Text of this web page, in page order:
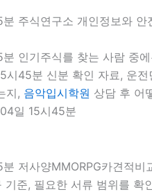
주식연구소 개인정보와 안
인기주식를 찾는 사람 중
45분 신분 확인 자료, 운
지, 음악입시학원 상담 후 어
일 15시45분
저사양MMORPG카견적비
기준, 필요한 서류 범위를